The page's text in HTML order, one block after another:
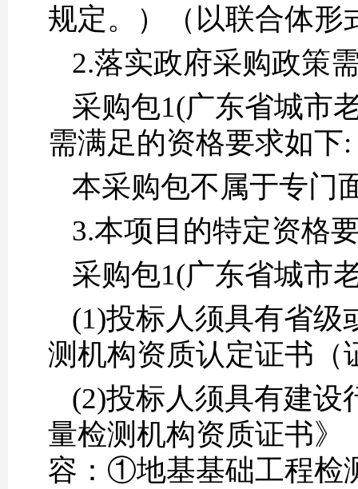
规定。）（以联合体形
2.落实政府采购政策
采购包1(广东省城市
需满足的资格要求如下:
本采购包不属于专门
3.本项目的特定资格
采购包1(广东省城市
(1)投标人须具有省级
测机构资质认定证书（
(2)投标人须具有建设
量检测机构资质证书》
容：①地基基础工程